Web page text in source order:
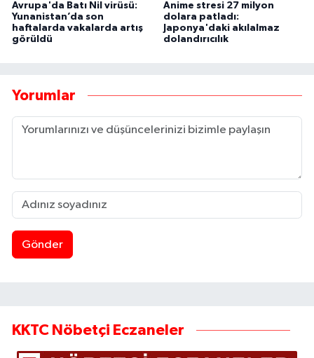
Avrupa'da Batı Nil virüsü:
Yunanistan’da son
haftalarda vakalarda artış
görüldü
Anime stresi 27 milyon
dolara patladı:
Japonya'daki akılalmaz
dolandırıcılık
Yorumlar
Gönder
KKTC Nöbetçi Eczaneler